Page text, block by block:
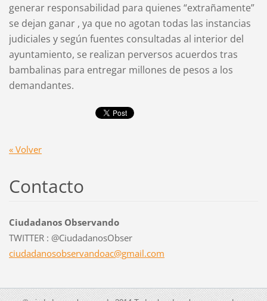
generar responsabilidad para quienes “extrañamente”
se dejan ganar , ya que no agotan todas las instancias
judiciales y según fuentes consultadas al interior del
ayuntamiento, se realizan perversos acuerdos tras
bambalinas para entregar millones de pesos a los
demandantes.
« Volver
Contacto
Ciudadanos Observando
TWITTER : @CiudadanosObser
ciudadanosobservandoac@gmail.com